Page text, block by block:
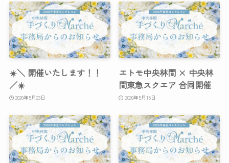
☀️＼ 開催いたします！！
／☀️
2026年5月23日
エトモ中央林間 × 中央林
間東急スクエア 合同開催
2026年5月15日